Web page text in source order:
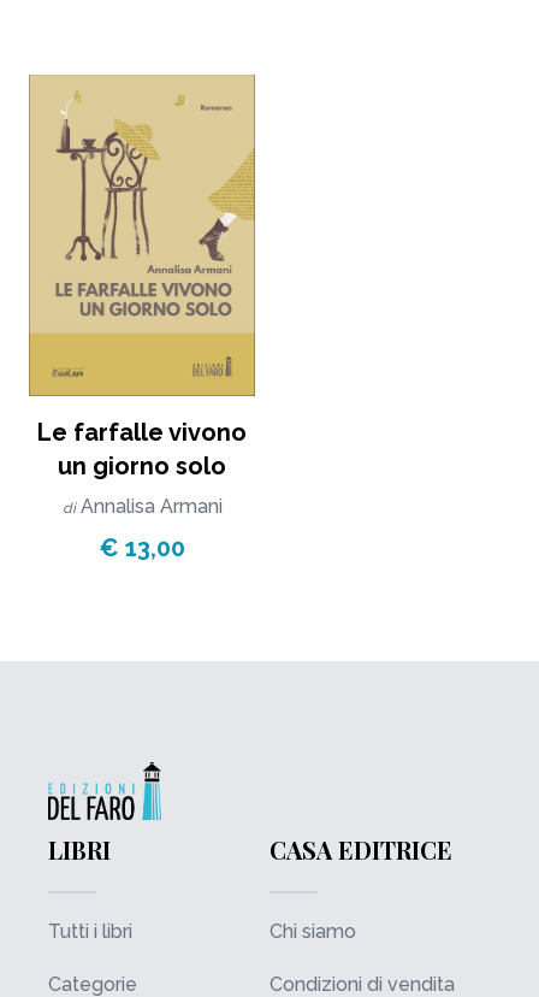
Le farfalle vivono
un giorno solo
di Annalisa Armani
€ 13,00
LIBRI
Tutti i libri
Categorie
CASA EDITRICE
Chi siamo
Condizioni di vendita